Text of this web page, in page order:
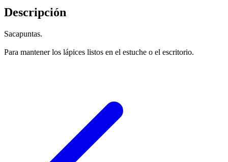
Descripción
Sacapuntas.
Para mantener los lápices listos en el estuche o el escritorio.